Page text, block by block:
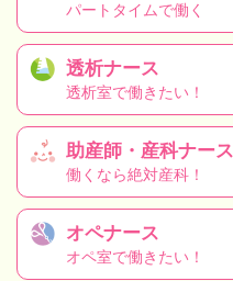
パートタイムで働く
透析ナース
透析室で働きたい！
助産師・産科ナース
働くなら絶対産科！
オペナース
オペ室で働きたい！